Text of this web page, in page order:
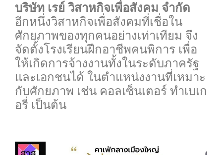
บริษัท เรย์ วิสาหกิจเพื่อสังคม จำกัด
อีกหนึ่งวิสาหกิจเพื่อสังคมที่เชื่อใน
ศักยภาพของทุกคนอย่างเท่าเทียม จึง
จัดตั้งโรงเรียนฝึกอาชีพคนพิการ เพื่อ
ให้เกิดการจ้างงานทั้งในระดับภาครัฐ
และเอกชนได้ ในตำแหน่งงานที่เหมาะ
กับศักยภาพ เช่น คอลเซ็นเตอร์ ทำเบเก
อรี่ เป็นต้น